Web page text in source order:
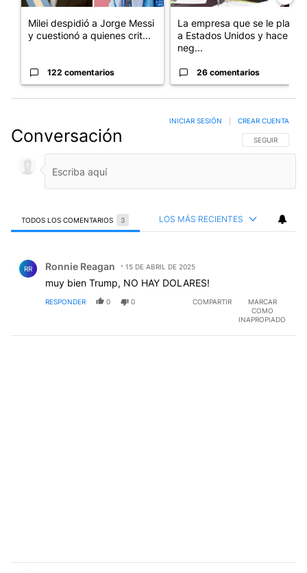
Milei despidió a Jorge Messi
y cuestionó a quienes crit...
122 comentarios
La empresa que se le plantó
a Estados Unidos y hace
neg...
26 comentarios
Conversación SIGA ESTA
SEGUIR
INICIAR SESIÓN CREAR CUENTA
TODOS LOS COMENTARIOS 3 LOS MÁS RECIENTES
RR Ronnie Reagan 15 DE ABRIL DE 2025
muy bien Trump, NO HAY DOLARES!
RESPONDER 0 0 COMPARTIR
MARCAR
COMO
INAPROPIADO